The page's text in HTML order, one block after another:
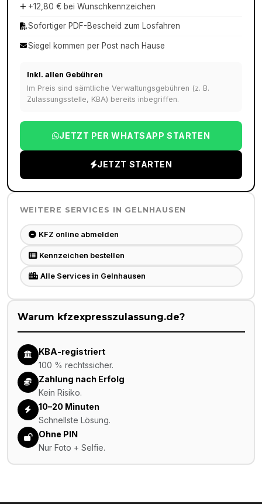
+12,80 € bei Wunschkennzeichen
Sofortiger PDF-Bescheid zum Losfahren
Siegel kommen per Post nach Hause
Inkl. allen Gebühren
Im Preis sind sämtliche Verwaltungsgebühren (z. B.
Zulassungsstelle, KBA) bereits inbegriffen.
JETZT PER WHATSAPP STARTEN
JETZT STARTEN
WEITERE SERVICES IN GELNHAUSEN
KFZ online abmelden
Kennzeichen bestellen
Alle Services in Gelnhausen
Warum kfzexpresszulassung.de?
KBA-registriert
100 % rechtssicher.
Zahlung nach Erfolg
Kein Risiko.
10–20 Minuten
Schnellste Lösung.
Ohne PIN
Nur Foto + Selfie.